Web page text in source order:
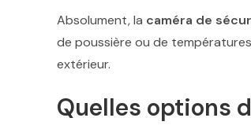
Absolument, la caméra de
de poussière ou de
extérieur.
Quelles options